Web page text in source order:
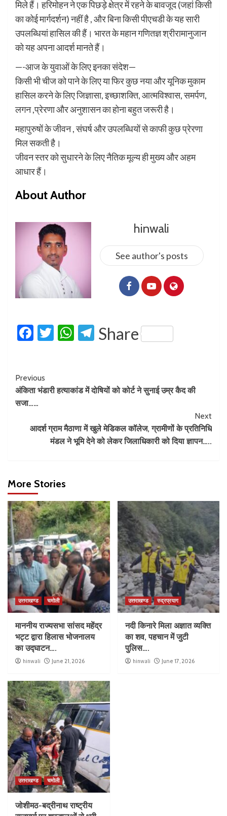
मिले हैं। हरिमोहन ने एक पिछड़े क्षेत्र में रहने के बावजूद (जहां किसी
का कोई मार्गदर्शन) नहीं है , और बिना किसी पीएचडी के यह सारी
उपलब्धियां हासिल की हैं। भारत के महान गणितज्ञ श्रीरामानुजान
को यह अपना आदर्श मानते हैं।
—-आज के युवाओं के लिए इनका संदेश—
किसी भी चीज को पाने के लिए या फिर कुछ नया और यूनिक मुकाम
हासिल करने के लिए जिज्ञासा, इच्छाशक्ति, आत्मविश्वास, समर्पण,
लगन ,प्रेरणा और अनुशासन का होना बहुत जरूरी है।
महापुरुषों के जीवन , संघर्ष और उपलब्धियों से काफी कुछ प्रेरणा
मिल सकती है।
जीवन स्तर को सुधारने के लिए नैतिक मूल्य ही मुख्य और अहम
आधार हैं।
About Author
hinwali
See author's posts
Facebook
Twitter
WhatsApp
Telegram
Share
Previous
अंकिता भंडारी हत्याकांड में दोषियों को कोर्ट ने सुनाई उम्र कैद की
सजा……
Next
आदर्श ग्राम मैठाणा में खुले मेडिकल कॉलेज, ग्रामीणों के प्रतिनिधि
मंडल ने भूमि देने को लेकर जिलाधिकारी को दिया ज्ञापन…..
More Stories
उत्तराखण्ड चमोली
माननीय राज्यसभा सांसद महेंद्र
भट्ट द्वारा हिलास भोजनालय
का उद्घाटन….
hinwali June 21, 2026
उत्तराखण्ड रुद्रप्रयाग
नदी किनारे मिला अज्ञात व्यक्ति
का शव, पहचान में जुटी
पुलिस….
hinwali June 17, 2026
उत्तराखण्ड चमोली
जोशीमठ-बद्रीनाथ राष्ट्रीय